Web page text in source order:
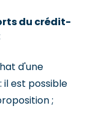
du crédit-
d'une
il est possible
;